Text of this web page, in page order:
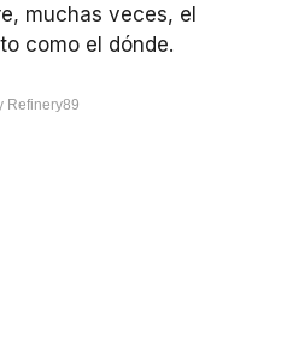
muchas veces, el
como el dónde.
Refinery89